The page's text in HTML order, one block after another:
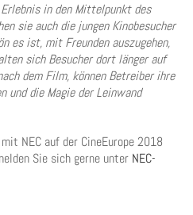
in den Mittelpunkt des
sie auch die jungen Kinobesucher
es ist, mit Freunden auszugehen,
sich Besucher dort länger auf
dem Film, können Betreiber ihre
und die Magie der Leinwand
NEC auf der CineEurope 2018
Sie sich gerne unter NEC-